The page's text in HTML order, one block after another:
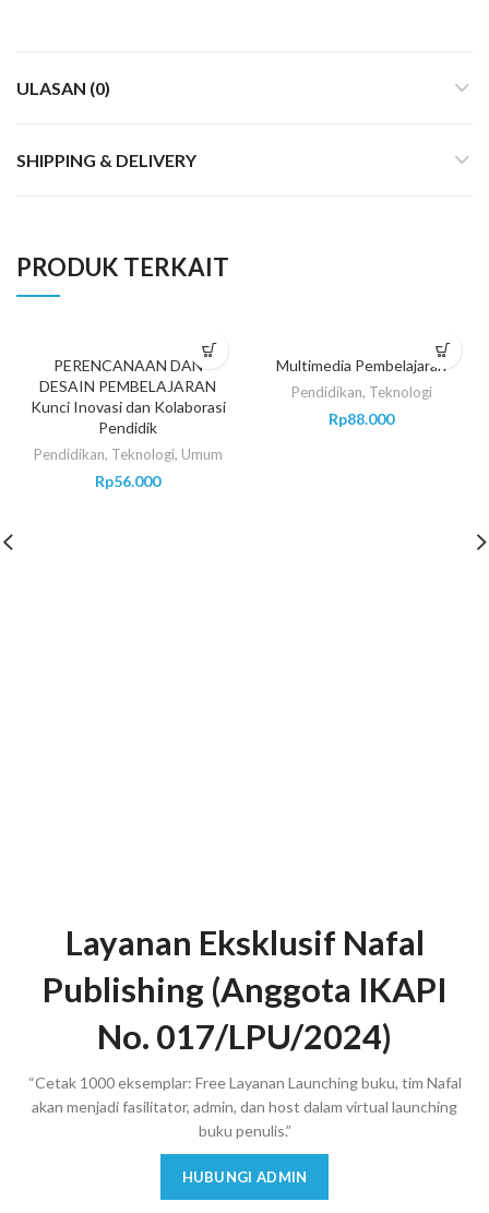
ULASAN (0)
SHIPPING & DELIVERY
PRODUK TERKAIT
PERENCANAAN DAN
DESAIN PEMBELAJARAN
Kunci Inovasi dan Kolaborasi
Pendidik
Pendidikan, Teknologi, Umum
Rp56.000
Multimedia Pembelajaran
Pendidikan, Teknologi
Rp88.000
Layanan Eksklusif Nafal
Publishing (Anggota IKAPI
No. 017/LPU/2024)
“Cetak 1000 eksemplar: Free Layanan Launching buku, tim Nafal
akan menjadi fasilitator, admin, dan host dalam virtual launching
buku penulis.”
HUBUNGI ADMIN